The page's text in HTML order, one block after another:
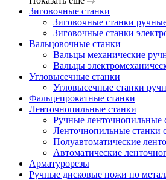
Зиговочные станки
Зиговочные станки
Зиговочные станки
Вальцовочные станки
Вальцы механические
Вальцы
Угловысечные станки
Угловысечные станки
Фальцепрокатные станки
Ленточнопильные станки
Ручные ленточнопильные
Ленточнопильные станки
Полуавтоматические
Автоматические
Арматурорезы
Ручные дисковые ножи по